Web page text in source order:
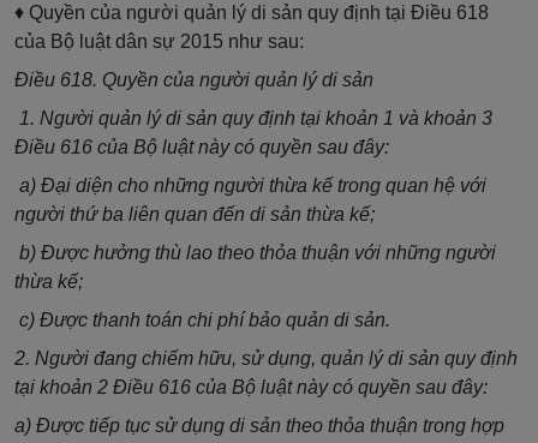
♦ Quyền của người quản lý di sản quy định tại Điều 618
của Bộ luật dân sự 2015 như sau:
Điều 618. Quyền của người quản lý di sản
1. Người quản lý di sản quy định tại khoản 1 và khoản 3
Điều 616 của Bộ luật này có quyền sau đây:
a) Đại diện cho những người thừa kế trong quan hệ với
người thứ ba liên quan đến di sản thừa kế;
b) Được hưởng thù lao theo thỏa thuận với những người
thừa kế;
c) Được thanh toán chi phí bảo quản di sản.
2. Người đang chiếm hữu, sử dụng, quản lý di sản quy định
tại khoản 2 Điều 616 của Bộ luật này có quyền sau đây:
a) Được tiếp tục sử dụng di sản theo thỏa thuận trong hợp